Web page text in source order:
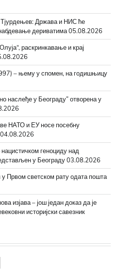
Држава и НИС ће
дериватима05.08.2026
раскринкавање и крај
– њему у спомен, на годишњицу
наслеђе у Београду” отворена у
НАТО и ЕУ носе посебну
04.08.2026
геноциду над
у Београду03.08.2026
Првом светском рату одата пошта
изјава – још један доказ да је
историјски савезник